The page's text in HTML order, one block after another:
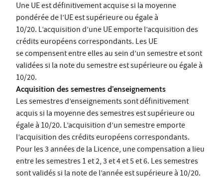
Une UE est définitivement acquise si la moyenne
pondérée de l’UE est supérieure ou égale à
10/20. L’acquisition d’une UE emporte l’acquisition des
crédits européens correspondants. Les UE
se compensent entre elles au sein d’un semestre et sont
validées si la note du semestre est supérieure ou égale à
10/20.
Acquisition des semestres d’enseignements
Les semestres d’enseignements sont définitivement
acquis si la moyenne des semestres est supérieure ou
égale à 10/20. L’acquisition d’un semestre emporte
l’acquisition des crédits européens correspondants.
Pour les 3 années de la Licence, une compensation a lieu
entre les semestres 1 et 2, 3 et 4 et 5 et 6. Les semestres
sont validés si la note de l’année est supérieure à 10/20.